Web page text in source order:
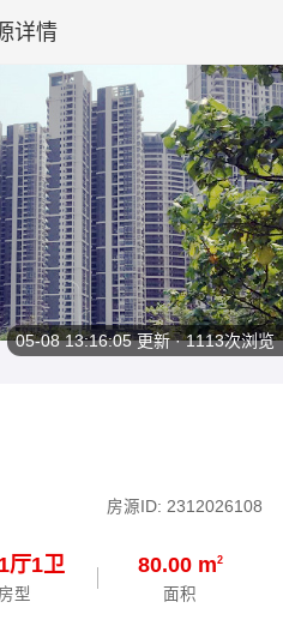
详情
房源ID: 2312026108
厅1卫
房型
80.00 m2
面积
05-08 13:16:05更新 · 1113次浏览